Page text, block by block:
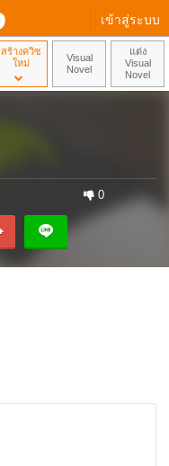
เข้าสู่ระบบ
สร้างควิซ
ใหม่
Visual
Novel
แต่ง
Visual
Novel
0